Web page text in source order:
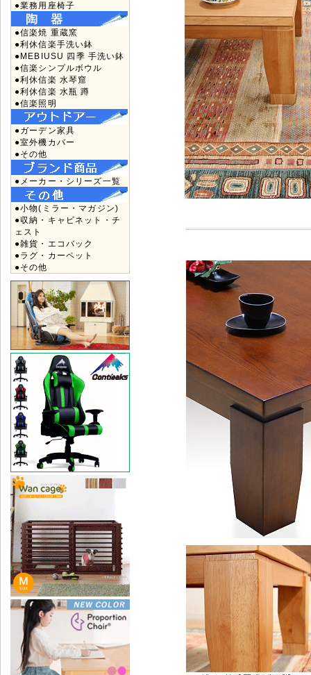
●業務用座椅子
●信楽焼 重蔵窯
●利休信楽手洗い鉢
●MEBIUSU 四季 手洗い鉢
●信楽シンプルボウル
●利休信楽 水琴窟
●利休信楽 水瓶 蹲
●信楽照明
●ガーデン家具
●室外機カバー
●その他
●メーカー・シリーズ一覧
●小物(ミラー・マガジン)
●収納・キャビネット・チ
ェスト
●雑貨・エコバック
●ラグ・カーペット
●その他